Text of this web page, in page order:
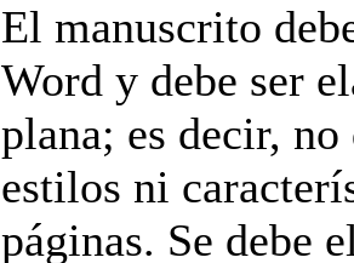
El manuscrito
Word y debe ser
plana; es decir, no
estilos ni
páginas. Se debe